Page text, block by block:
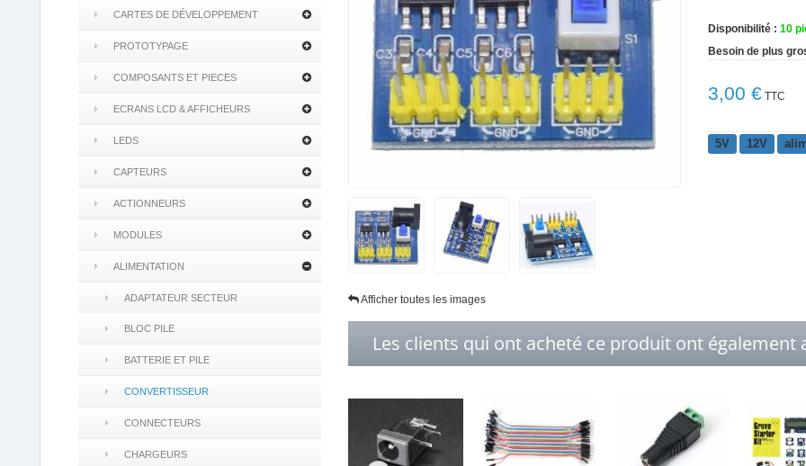
CARTES DE DÉVELOPPEMENT
PROTOTYPAGE
COMPOSANTS ET PIECES
ECRANS LCD & AFFICHEURS
LEDS
CAPTEURS
ACTIONNEURS
MODULES
ALIMENTATION
ADAPTATEUR SECTEUR
BLOC PILE
BATTERIE ET PILE
CONVERTISSEUR
CONNECTEURS
CHARGEURS
Afficher toutes les images
Disponibilité : 10
Besoin de plus
3,00 € TTC
5V 12V
Les clients qui ont acheté ce produit ont également